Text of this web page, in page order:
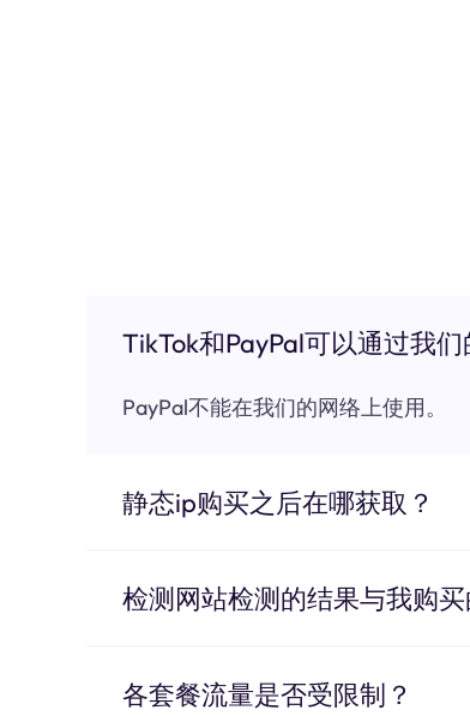
TikTok和PayPal可以通过我
PayPal不能在我们的网络上使用。
静态ip购买之后在哪获取？
检测网站检测的结果与我购
各套餐流量是否受限制？